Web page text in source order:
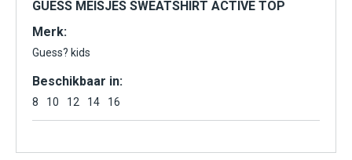
GUESS MEISJES SWEATSHIRT ACTIVE TOP
Merk:
Guess? kids
Beschikbaar in:
8 10 12 14 16